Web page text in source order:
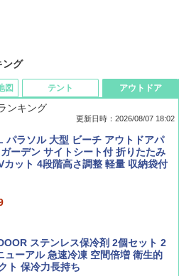
ング
ーファン ２０２６年 ９月号 [雑
ＳＮＥＹ ＦＡＮ)
ニマル"旅"財布 ランダム2種】
図
未来【完全版】
2026～2027 地球の歩き方D アジア
テント
ーズコレクション 山善] ポップアッ
傘みたいに広げて畳める パッとサ
シェード キューブ フルクローズ メ
単設置 ワンタッチテント キャンプ
PEAK (パイクスピーク) 着替えテン
バシー テント 【中が透けない】 1
アウトドア
ンキング
更新日時：2026/08/07 18:02
パラソル 大型 ビーチ アウトドアパ
ーデン サイトシート付 折りたたみ
カット 4段階高さ調整 軽量 収納袋付
ステンレス保冷剤 2個セット 2
ューアル 急速冷凍 空間倍増 衛生的
ト 保冷力長持ち